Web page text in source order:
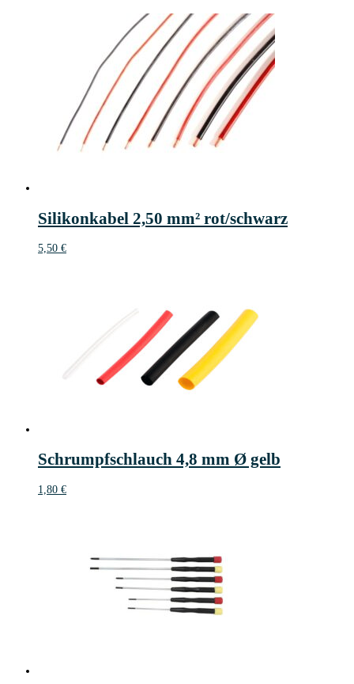
Silikonkabel 2,50 mm² rot/schwarz
5,50 €
Schrumpfschlauch 4,8 mm Ø gelb
1,80 €